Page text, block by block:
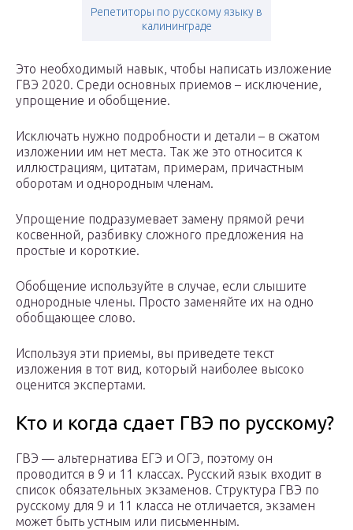
Репетиторы по русскому языку в
калининграде
Это необходимый навык, чтобы написать изложение
ГВЭ 2020. Среди основных приемов – исключение,
упрощение и обобщение.
Исключать нужно подробности и детали – в сжатом
изложении им нет места. Так же это относится к
иллюстрациям, цитатам, примерам, причастным
оборотам и однородным членам.
Упрощение подразумевает замену прямой речи
косвенной, разбивку сложного предложения на
простые и короткие.
Обобщение используйте в случае, если слышите
однородные члены. Просто заменяйте их на одно
обобщающее слово.
Используя эти приемы, вы приведете текст
изложения в тот вид, который наиболее высоко
оценится экспертами.
Кто и когда сдает ГВЭ по русскому?
ГВЭ — альтернатива ЕГЭ и ОГЭ, поэтому он
проводится в 9 и 11 классах. Русский язык входит в
список обязательных экзаменов. Структура ГВЭ по
русскому для 9 и 11 класса не отличается, экзамен
может быть устным или письменным.